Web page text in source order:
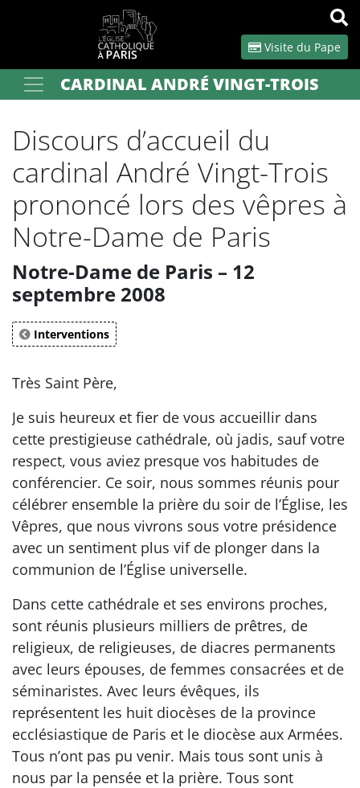
Visite du Pape
Votre recherche OK
CARDINAL ANDRÉ VINGT-TROIS
Discours d’accueil du
cardinal André Vingt-Trois
prononcé lors des vêpres à
Notre-Dame de Paris
Notre-Dame de Paris – 12
septembre 2008
Interventions
Très Saint Père,
Je suis heureux et fier de vous accueillir dans
cette prestigieuse cathédrale, où jadis, sauf votre
respect, vous aviez presque vos habitudes de
conférencier. Ce soir, nous sommes réunis pour
célébrer ensemble la prière du soir de l’Église, les
Vêpres, que nous vivrons sous votre présidence
avec un sentiment plus vif de plonger dans la
communion de l’Église universelle.
Dans cette cathédrale et ses environs proches,
sont réunis plusieurs milliers de prêtres, de
religieux, de religieuses, de diacres permanents
avec leurs épouses, de femmes consacrées et de
séminaristes. Avec leurs évêques, ils
représentent les huit diocèses de la province
ecclésiastique de Paris et le diocèse aux Armées.
Tous n’ont pas pu venir. Mais tous sont unis à
nous par la pensée et la prière. Tous sont
Panneau de gestion des cookies